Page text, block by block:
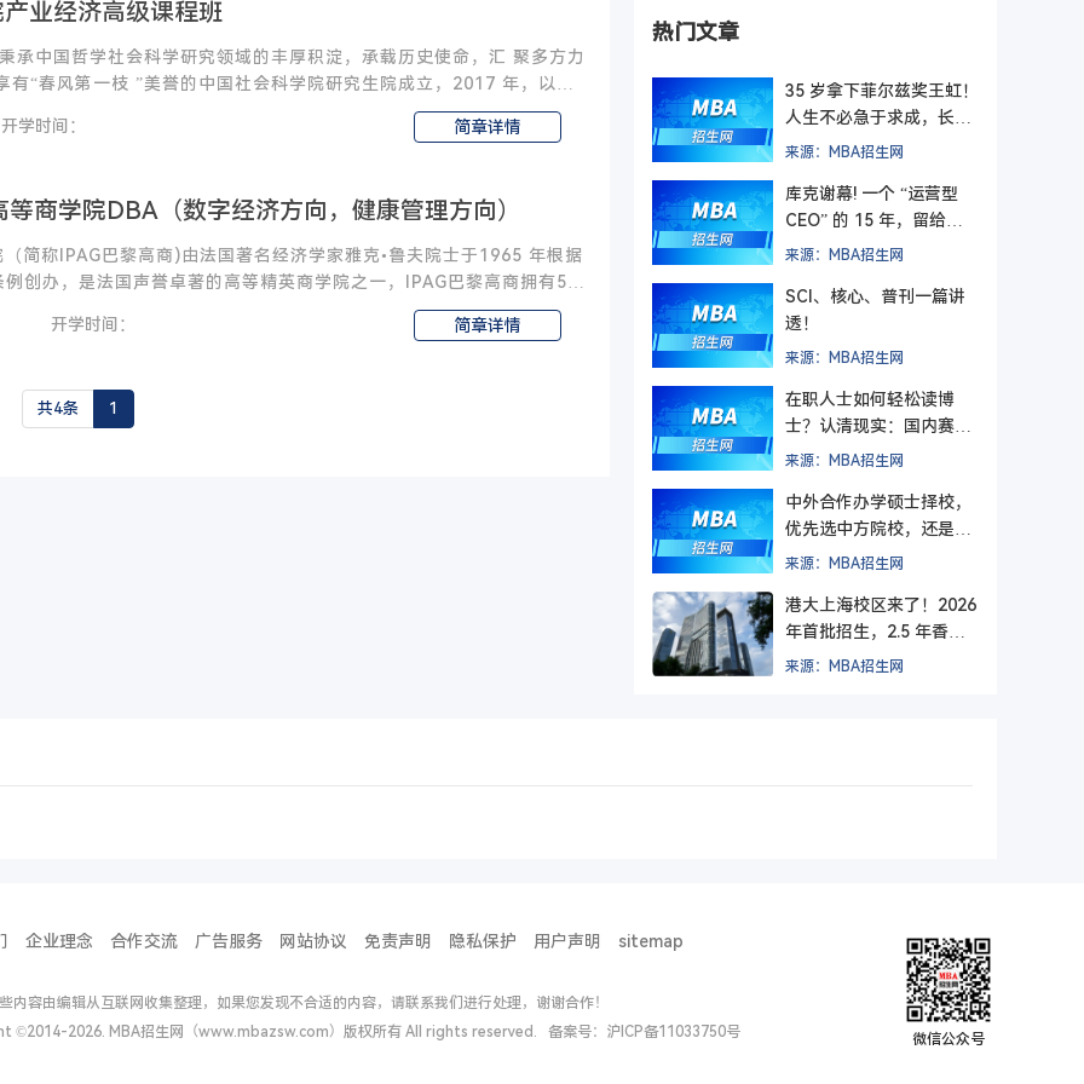
业经济高级课程班
承中国哲学社会科学研究领域的丰厚积淀，承载历史使命，汇 聚多方力
有“春风第一枝 ”美誉的中国社会科学院研究生院成立，2017 年，以社
开学时间：
简章详情
等商学院DBA（数字经济方向，健康管理方向）
简称IPAG巴黎高商)由法国著名经济学家雅克•鲁夫院士于1965 年根据
创办，是法国声誉卓著的高等精英商学院之一，IPAG巴黎高商拥有56
开学时间： 简章详情
共4条 1
热门文章
35 岁拿下菲尔兹奖王虹！
人生不必急于求成，长期
主义终有回响
来源：MBA招生网
库克谢幕! 一个 “运营型
CEO” 的 15 年，留给管
理者的最后一课
来源：MBA招生网
SCI、核心、普刊一篇讲
透！
来源：MBA招生网
在职人士如何轻松读博
士？认清现实：国内赛道
难在入学，更难毕业
来源：MBA招生网
中外合作办学硕士择校，
优先选中方院校，还是外
方院校？
来源：MBA招生网
港大上海校区来了！2026
年首批招生，2.5 年香港
+ 1.5 年上海，毕业后拿
来源：MBA招生网
企业理念 合作交流 广告服务 网站协议 免责声明 隐私保护 用户声明 sitemap
内容由编辑从互联网收集整理，如果您发现不合适的内容，请联系我们进行处理，谢谢合作！
©2014-2026. MBA招生网（www.mbazsw.com）版权所有 All rights reserved. 备案号：
沪ICP备11033750号 微信公众号